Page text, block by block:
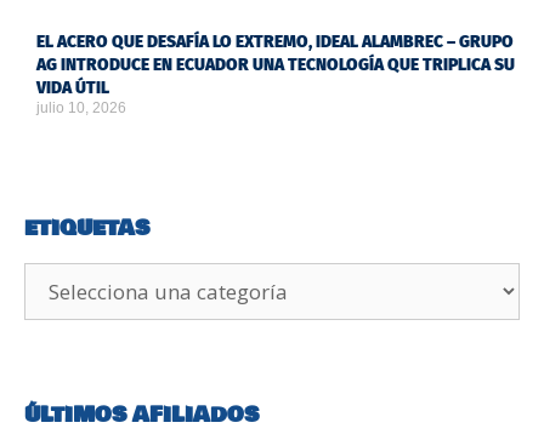
EL ACERO QUE DESAFÍA LO EXTREMO, IDEAL ALAMBREC – GRUPO
AG INTRODUCE EN ECUADOR UNA TECNOLOGÍA QUE TRIPLICA SU
VIDA ÚTIL
julio 10, 2026
ETIQUETAS
ÚLTIMOS AFILIADOS